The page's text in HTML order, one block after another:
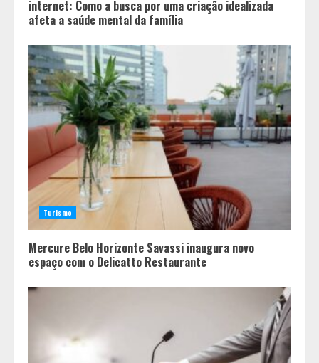
internet: Como a busca por uma criação idealizada
afeta a saúde mental da família
Turismo
Mercure Belo Horizonte Savassi inaugura novo
espaço com o Delicatto Restaurante